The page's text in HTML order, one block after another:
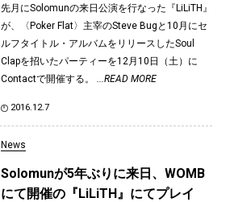
先月にSolomunの来日公演を行なった『LiLiTH』
が、〈Poker Flat〉主宰のSteve Bugと10月にセ
ルフタイトル・アルバムをリリースしたSoul
Clapを招いたパーティーを12月10日（土）に
Contactで開催する。
...READ MORE
2016.12.7
News
Solomunが5年ぶりに来日、WOMB
にて開催の『LiLiTH』にてプレイ